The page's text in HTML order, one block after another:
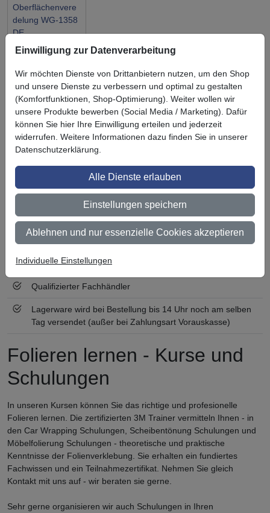
Oberflächenvere
delung WG-1358
DE
Ihre Vorteile bei uns
3M BestPartner Commercial Solutions
Persönliche Beratung und Betreuung
Keine Mindestbestellmenge
Ab 300 € Nettowarenwert versandkostenfrei (innerhalb
Zertifiziert nach ISO 9001
Qualifizierter Fachhändler
Lagerware wird bei Bestellung bis 14 Uhr noch am selben
Tag versendet (außer bei Zahlungsart Vorauskasse)
Folieren lernen - Kurse und
Schulungen
In unseren Kursen können Sie das richtige und profesionelle
Folieren lernen. Die zertifizierten 3M Trainer vermitteln Ihnen - in
den Car Wrapping Schulungen, Scheibentönung Schulungen und
Möbelfolierung Schulungen - theoretische und praktische
Kenntnisse der Folienverklebung. Sie erhalten ein fundiertes
Fachwissen und ein Teilnahmezertifikat. Nehmen Sie gleich
Kontakt mit uns auf - wir beraten sie gerne.
Sehr gerne organisieren wir auch Schulungen in Ihren
Einwilligung zur Datenverarbeitung
Wir möchten Dienste von Drittanbietern nutzen, um den Shop
und unsere Dienste zu verbessern und optimal zu gestalten
(Komfortfunktionen, Shop-Optimierung). Weiter wollen wir
unsere Produkte bewerben (Social Media / Marketing). Dafür
können Sie hier Ihre Einwilligung erteilen und jederzeit
widerrufen. Weitere Informationen dazu finden Sie in unserer
Datenschutzerklärung.
Alle Dienste erlauben
Einstellungen speichern
Ablehnen und nur essenzielle Cookies akzeptieren
Individuelle Einstellungen